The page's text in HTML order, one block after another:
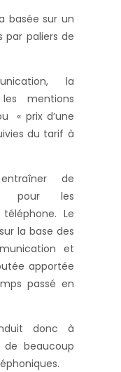
basée sur un
par paliers de
la
mentions
« prix d’une
du tarif à
de
pour les
Le
la base des
et
apportée
passé en
donc à
de beaucoup